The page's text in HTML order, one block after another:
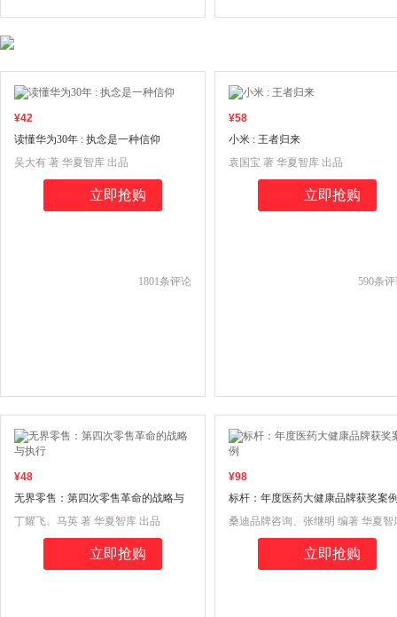
¥42
读懂华为30年 : 执念是一种信仰
1801条评论
吴大有 著 华夏智库 出品
立即抢购
¥58
小米 : 王者归来
590条
袁国宝 著 华夏智库 出品
立即抢购
¥48
无界零售：第四次零售革命的战略与
执行
丁耀飞、马英 著 华夏智库 出品
立即抢购
¥98
标杆：年度医药大健康品牌获奖案
桑迪品牌咨询、张继明 编著 华夏智
立即抢购